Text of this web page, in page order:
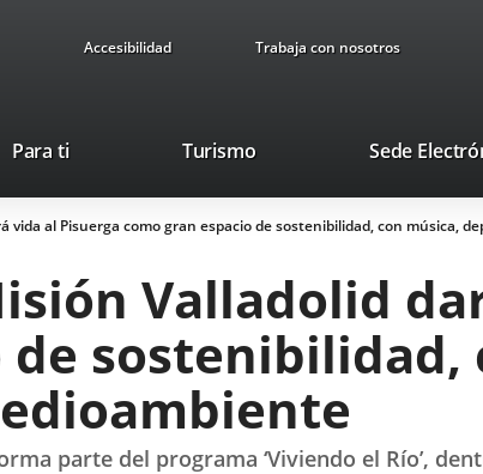
Accesibilidad Trabaja con nosotros
Para ti TurismoThis
will
open
pop-
up
window.
Sede
vida al Pisuerga como gran espacio de sostenibilidad, con música,
Valladolid
de
parte del programa ‘Viviendo el Río’,